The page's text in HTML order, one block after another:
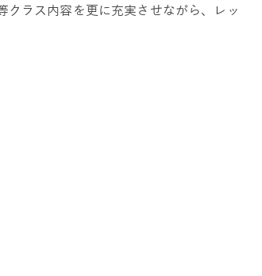
クラス内容を更に充実させながら、レッ